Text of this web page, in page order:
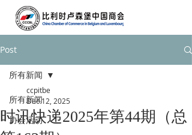
Post
所有新闻
协会活动
所有新闻
时讯快递2025年第44期（总
ccpitbe
Dec 12, 2025